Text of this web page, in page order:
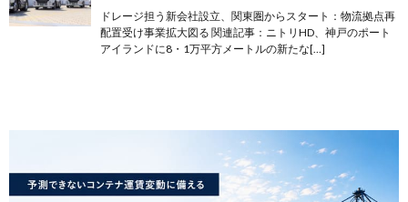
ドレージ担う新会社設立、関東圏からスタート：物流拠点再
配置受け事業拡大図る 関連記事：ニトリHD、神戸のポート
アイランドに8・1万平方メートルの新たな[…]